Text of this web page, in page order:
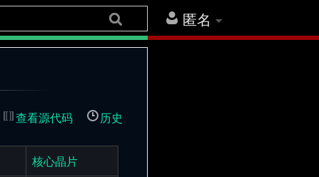
匿名
查看源代码 历史
核心晶片